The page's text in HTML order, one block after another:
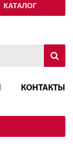
КАТАЛОГ
КОНТАКТЫ